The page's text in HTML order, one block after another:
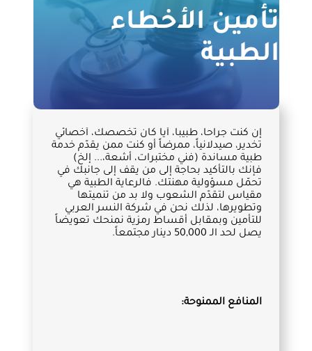
تأمين الأخطاء
الطبية
إن كنت جراحاً، طبيباً، أيا كان تخصصك، أخصائي
تخدير، صيدلانياً، ممرضاً أو كنت ممن يقدّم خدمة
طبية مساندة (فني مختبرات، أشعة،... إلخ)
فإنك بالتأكيد بحاجة إلى من يقف إلى جانبك في
تحمّل مسؤولية مهنتك. فالرعاية الطبية هي
مقياس لتقدّم الشعوب ولا بد من تنميتها
وتطويرها، لذلك نحن في شركة النسر العربي
للتأمين وبمقابل أقساط رمزية نمنحك تعويضاً
يصل لحد الـ 50,000 دينار مجتمعاً.
المنافع الممنوحة: